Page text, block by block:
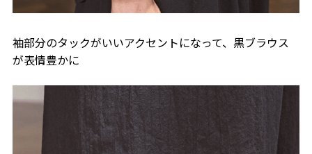
袖部分のタックがいいアクセントになって、黒ブラウス
が表情豊かに